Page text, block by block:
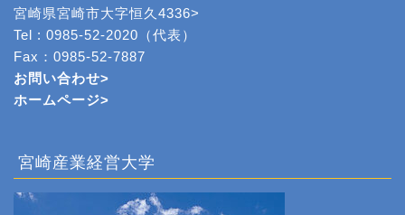
宮崎県宮崎市大字恒久4336>
Tel : 0985-52-2020（代表）
Fax：0985-52-7887
お問い合わせ>
ホームページ>
宮崎産業経営大学